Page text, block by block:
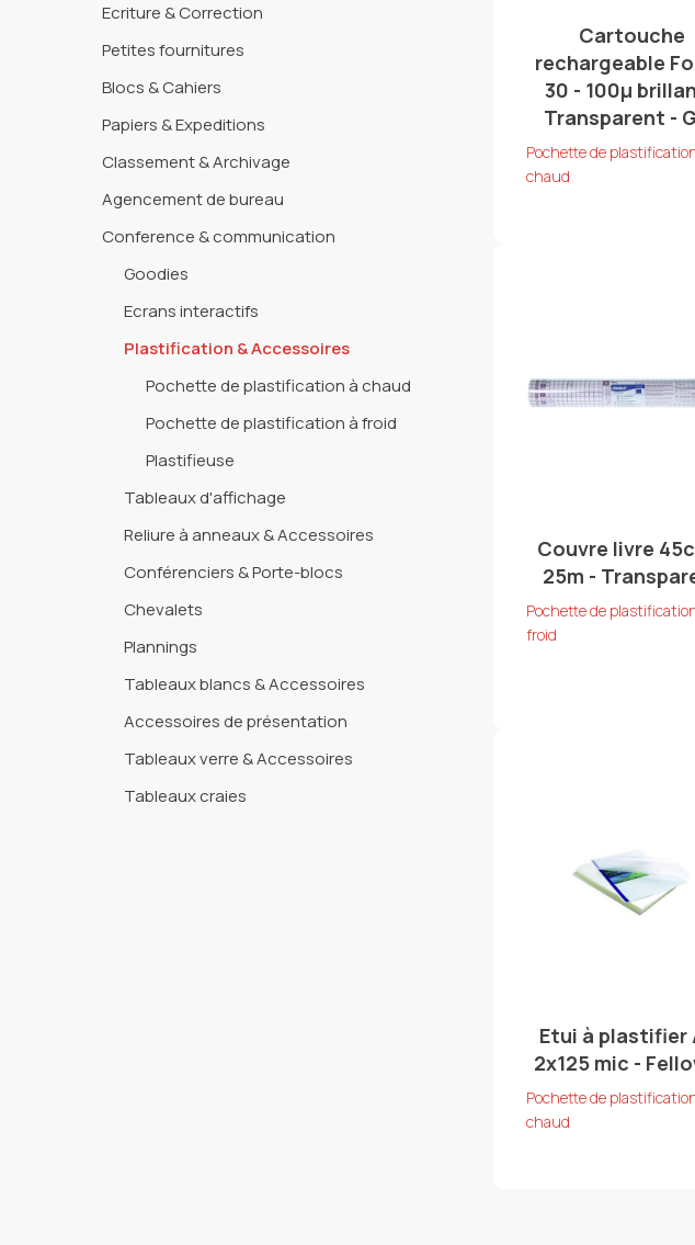
Ecriture & Correction
Petites fournitures
Blocs & Cahiers
Papiers & Expeditions
Classement & Archivage
Agencement de bureau
Conference & communication
Goodies
Ecrans interactifs
Plastification & Accessoires
Pochette de plastification à chaud
Pochette de plastification à froid
Plastifieuse
Tableaux d'affichage
Reliure à anneaux & Accessoires
Conférenciers & Porte-blocs
Chevalets
Plannings
Tableaux blancs & Accessoires
Accessoires de présentation
Tableaux verre & Accessoires
Tableaux craies
Cartouche
rechargeable
30 - 100µ
Transparent -
Pochette de
chaud
Couvre livre
25m -
Pochette de
froid
Etui à plastifier
2x125 mic -
Pochette de
chaud